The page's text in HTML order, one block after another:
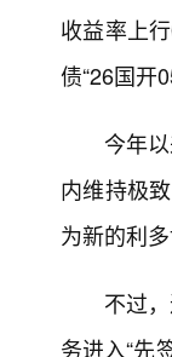
收益率上
债“26国开
今年
内维持极
为新的利
不过
务进入“先